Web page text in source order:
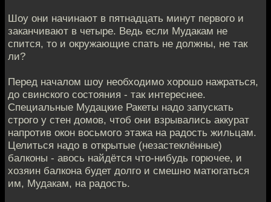
Шоу они начинают в пятнадцать минут первого и
заканчивают в четыре. Ведь если Мудакам не
спится, то и окружающие спать не должны, не так
ли?
Перед началом шоу необходимо хорошо нажраться,
до свинского состояния - так интереснее.
Специальные Мудацкие Ракеты надо запускать
строго у стен домов, чтоб они взрывались аккурат
напротив окон восьмого этажа на радость жильцам.
Целиться надо в открытые (незастеклённые)
балконы - авось найдётся что-нибудь горючее, и
хозяин балкона будет долго и смешно матюгаться
им, Мудакам, на радость.